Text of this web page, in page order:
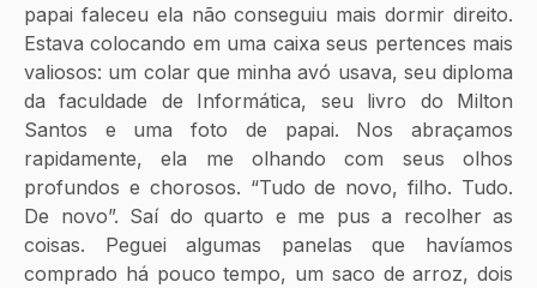
papai faleceu ela não conseguiu mais dormir direito.
Estava colocando em uma caixa seus pertences mais
valiosos: um colar que minha avó usava, seu diploma
da faculdade de Informática, seu livro do Milton
Santos e uma foto de papai. Nos abraçamos
rapidamente, ela me olhando com seus olhos
profundos e chorosos. “Tudo de novo, filho. Tudo.
De novo”. Saí do quarto e me pus a recolher as
coisas. Peguei algumas panelas que havíamos
comprado há pouco tempo, um saco de arroz, dois